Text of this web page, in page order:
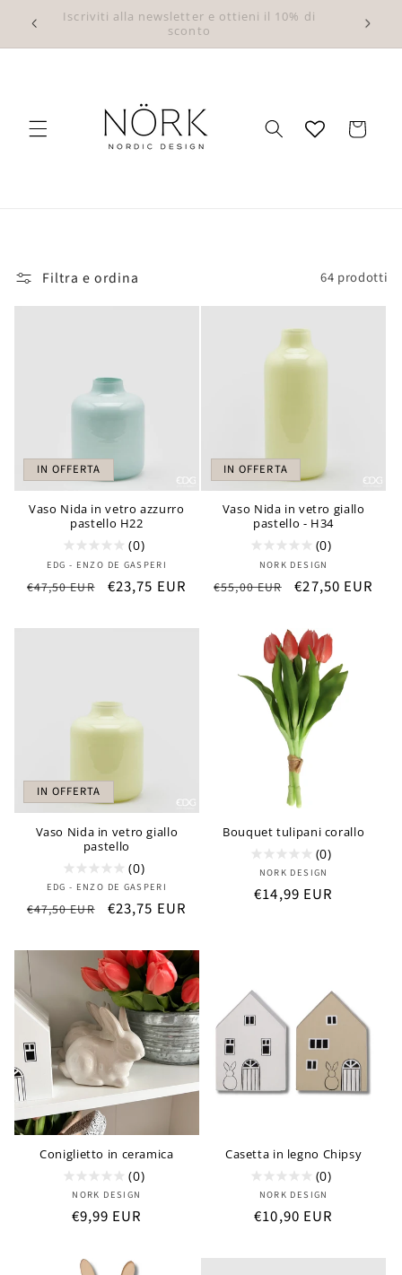
direttamenteIscriviti alla newsletter e ottieni il 10% di
sconto
Carrello
Filtra e ordina 64 prodotti
IN OFFERTA
Vaso Nida in vetro azzurro
pastello H22
(0)
Produttore:
EDG - ENZO DE GASPERI
Prezzo
listino
€47,50 EUR
Prezzo
€23,75 EUR
IN OFFERTA
Vaso Nida in vetro giallo
pastello - H34
(0)
Produttore:
NORK DESIGN
Prezzo
€55,00 EUR
Prezzo
€27,50 EUR
IN OFFERTA
Vaso Nida in vetro giallo
pastello
(0)
Produttore:
EDG - ENZO DE GASPERI
Prezzo
listino
€47,50 EUR
Prezzo
€23,75 EUR
Bouquet tulipani corallo
(0)
Produttore:
NORK DESIGN
Prezzo
€14,99 EUR
Coniglietto in ceramica
(0)
Produttore:
NORK DESIGN
Prezzo
listino
€9,99 EUR
Casetta in legno Chipsy
(0)
Produttore:
NORK DESIGN
Prezzo
listino
€10,90 EUR